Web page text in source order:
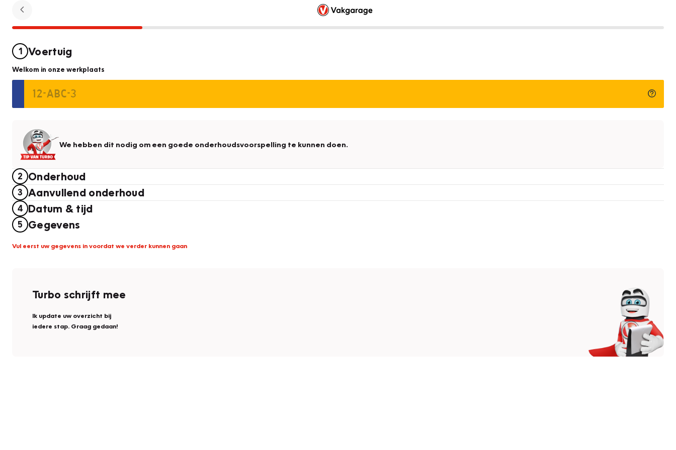
1 Voertuig
Welkom in onze werkplaats
We hebben dit nodig om een goede onderhoudsvoorspelling te kunnen doen.
2 Onderhoud
3 Aanvullend onderhoud
4 Datum & tijd
5 Gegevens
Vul eerst uw gegevens in voordat we verder kunnen gaan
Turbo schrijft mee
Ik update uw overzicht bij
iedere stap. Graag gedaan!